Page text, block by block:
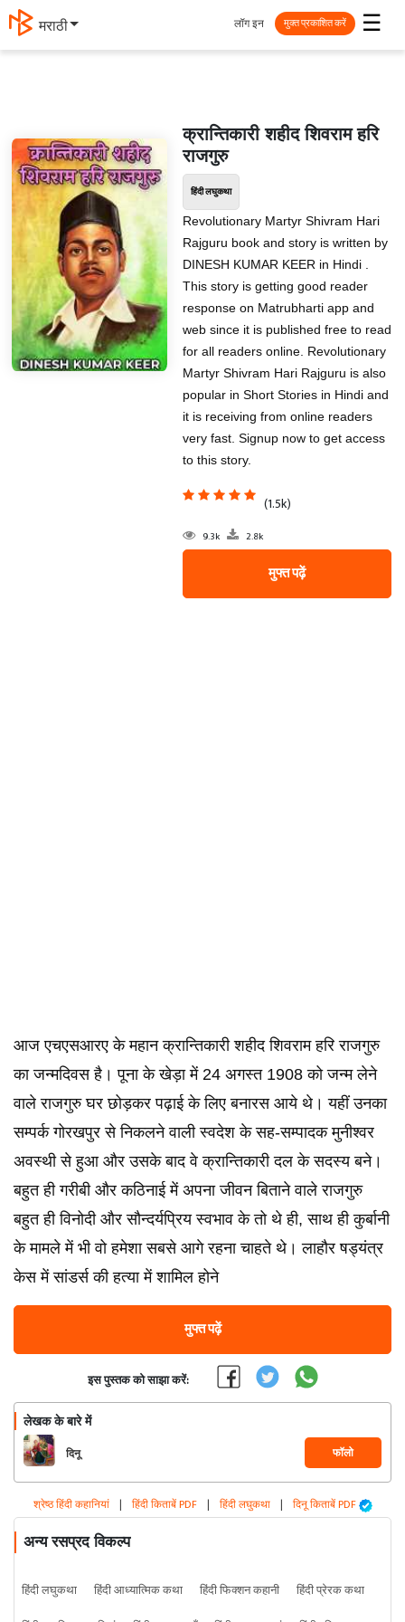
मराठी ☰
लॉग इन मुक्त प्रकाशित करें
क्रान्तिकारी शहीद शिवराम हरि
राजगुरु
हिंदी लघुकथा
Revolutionary Martyr Shivram Hari
Rajguru book and story is written by
DINESH KUMAR KEER in Hindi .
This story is getting good reader
response on Matrubharti app and
web since it is published free to read
for all readers online. Revolutionary
Martyr Shivram Hari Rajguru is also
popular in Short Stories in Hindi and
it is receiving from online readers
very fast. Signup now to get access
to this story.
(1.5k)
9.3k 2.8k
मुफ्त पढ़ें
आज एचएसआरए के महान क्रान्तिकारी शहीद शिवराम हरि राजगुरु
का जन्मदिवस है। पूना के खेड़ा में 24 अगस्त 1908 को जन्म लेने
वाले राजगुरु घर छोड़कर पढ़ाई के लिए बनारस आये थे। यहीं उनका
सम्पर्क गोरखपुर से निकलने वाली स्वदेश के सह-सम्पादक मुनीश्वर
अवस्थी से हुआ और उसके बाद वे क्रान्तिकारी दल के सदस्य बने।
बहुत ही गरीबी और कठिनाई में अपना जीवन बिताने वाले राजगुरु
बहुत ही विनोदी और सौन्दर्यप्रिय स्वभाव के तो थे ही, साथ ही कुर्बानी
के मामले में भी वो हमेशा सबसे आगे रहना चाहते थे। लाहौर षड्यंत्र
केस में सांडर्स की हत्या में शामिल होने
मुफ्त पढ़ें
इस पुस्तक को साझा करें:
लेखक के बारे में
दिनू फॉलो
श्रेष्ठ हिंदी कहानियां | हिंदी किताबें PDF | हिंदी लघुकथा | दिनू किताबें PDF
अन्य रसप्रद विकल्प
हिंदी लघुकथा हिंदी आध्यात्मिक कथा हिंदी फिक्शन कहानी
हिंदी प्रेरक कथा